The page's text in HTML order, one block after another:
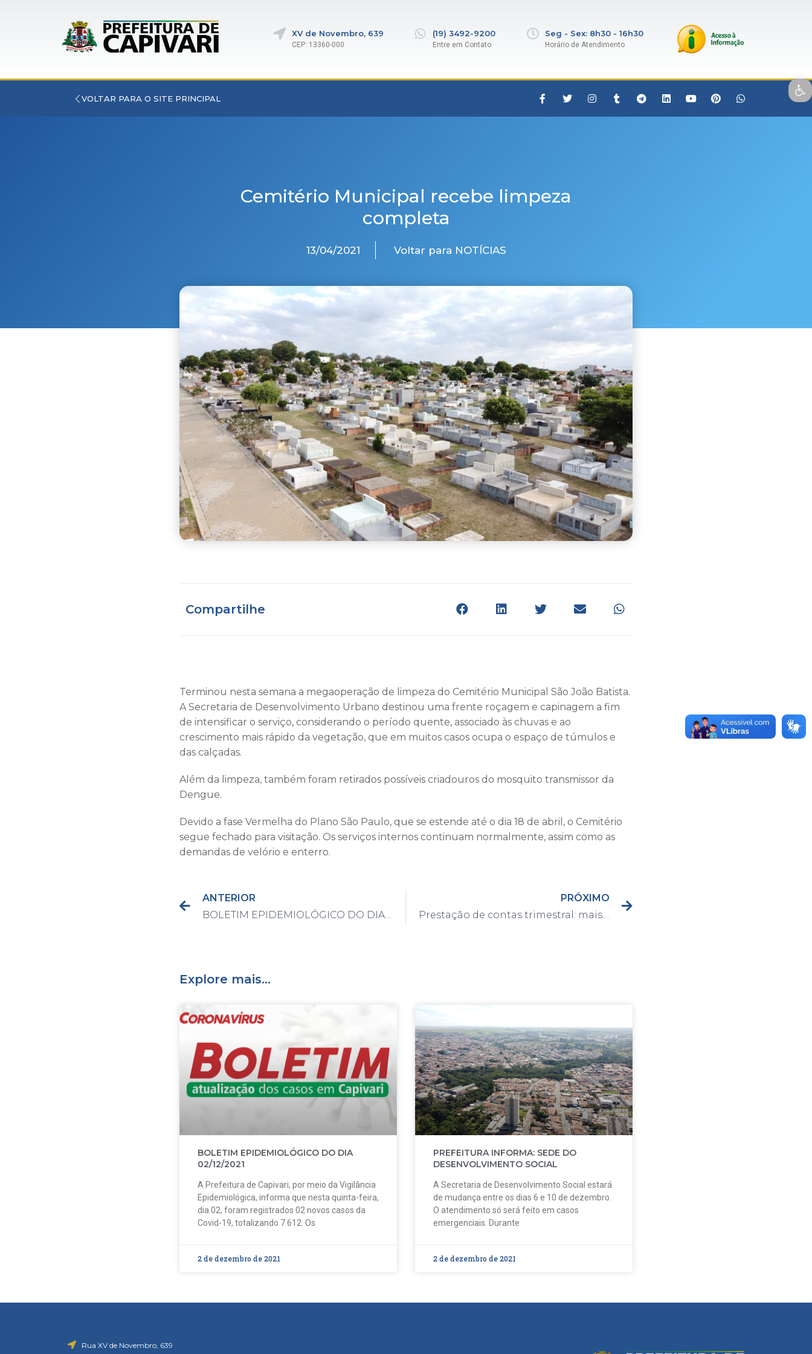
Open toolbar
XV de Novembro, 639
CEP: 13360-000
(19) 3492-9200
Entre em Contato
Seg - Sex: 8h30 - 16h30
Horário de Atendimento
VOLTAR PARA O SITE PRINCIPAL
Cemitério Municipal recebe limpeza
completa
13/04/2021 Voltar para NOTÍCIAS
Compartilhe
Terminou nesta semana a megaoperação de limpeza do Cemitério Municipal São João Batista.
A Secretaria de Desenvolvimento Urbano destinou uma frente roçagem e capinagem a fim
de intensificar o serviço, considerando o período quente, associado às chuvas e ao
crescimento mais rápido da vegetação, que em muitos casos ocupa o espaço de túmulos e
das calçadas.
Além da limpeza, também foram retirados possíveis criadouros do mosquito transmissor da
Dengue.
Devido a fase Vermelha do Plano São Paulo, que se estende até o dia 18 de abril, o Cemitério
segue fechado para visitação. Os serviços internos continuam normalmente, assim como as
demandas de velório e enterro.
ANTERIOR
BOLETIM EPIDEMIOLÓGICO DO DIA 13/04/2021
PRÓXIMO
Prestação de contas trimestral: mais obras, limpeza pública e zeladoria por toda a cidade
Explore mais...
BOLETIM EPIDEMIOLÓGICO DO DIA
02/12/2021
A Prefeitura de Capivari, por meio da Vigilância
Epidemiológica, informa que nesta quinta-feira,
dia 02, foram registrados 02 novos casos da
Covid-19, totalizando 7.612. Os
2 de dezembro de 2021
PREFEITURA INFORMA: SEDE DO
DESENVOLVIMENTO SOCIAL
A Secretaria de Desenvolvimento Social estará
de mudança entre os dias 6 e 10 de dezembro.
O atendimento só será feito em casos
emergenciais. Durante
2 de dezembro de 2021
Rua XV de Novembro, 639